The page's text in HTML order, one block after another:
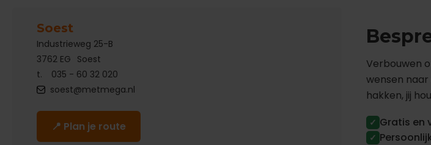
Soest
Industrieweg 25-B
3762 EG Soest
t.
035 - 60 32 020
soest@metmega.nl
📍 Plan je route
Verbouwen
wensen
hakken, jij
✓ Gratis en
✓